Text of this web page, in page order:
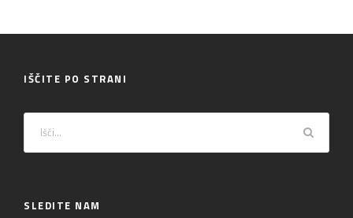
IŠČITE PO STRANI
SLEDITE NAM